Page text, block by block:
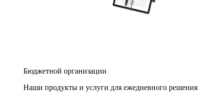
Бюджетной организации
Наши продукты и услуги для ежедневного решения